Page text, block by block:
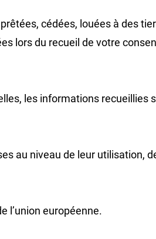
cédées, louées à des
lors du recueil de votre
les informations recueillies
au niveau de leur utilisation,
l’union européenne.